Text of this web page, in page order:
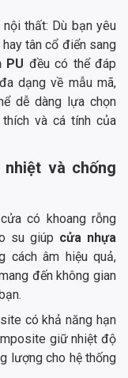
thất: Dù bạn yêu
tân cổ điển sang
PU đều có thể đáp
dạng về mẫu mã,
dễ dàng lựa chọn
và cá tính của
và chống
có khoang rỗng
su giúp cửa nhựa
cách âm hiệu quả,
đến không gian
có khả năng hạn
giữ nhiệt độ
lượng cho hệ thống